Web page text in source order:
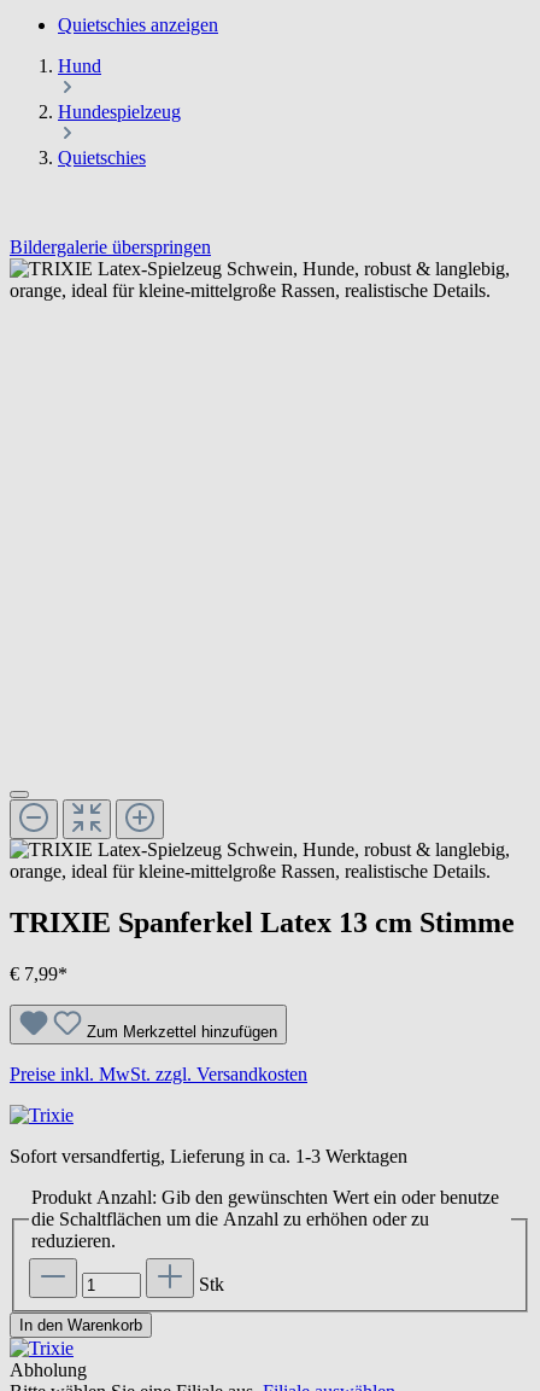
Quietschies anzeigen
Hund
Hundespielzeug
Quietschies
Bildergalerie überspringen
TRIXIE Spanferkel Latex 13 cm Stimme
€ 7,99*
Zum Merkzettel hinzufügen
Preise inkl. MwSt. zzgl. Versandkosten
Sofort versandfertig, Lieferung in ca. 1-3 Werktagen
Produkt Anzahl: Gib den gewünschten Wert ein oder benutze
die Schaltflächen um die Anzahl zu erhöhen oder zu
reduzieren.
Stk
In den Warenkorb
Abholung